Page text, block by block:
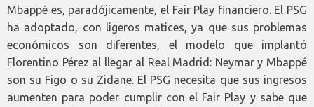
Mbappé es, paradójicamente, el Fair Play financiero. El PSG
ha adoptado, con ligeros matices, ya que sus problemas
económicos son diferentes, el modelo que implantó
Florentino Pérez al llegar al Real Madrid: Neymar y Mbappé
son su Figo o su Zidane. El PSG necesita que sus ingresos
aumenten para poder cumplir con el Fair Play y sabe que